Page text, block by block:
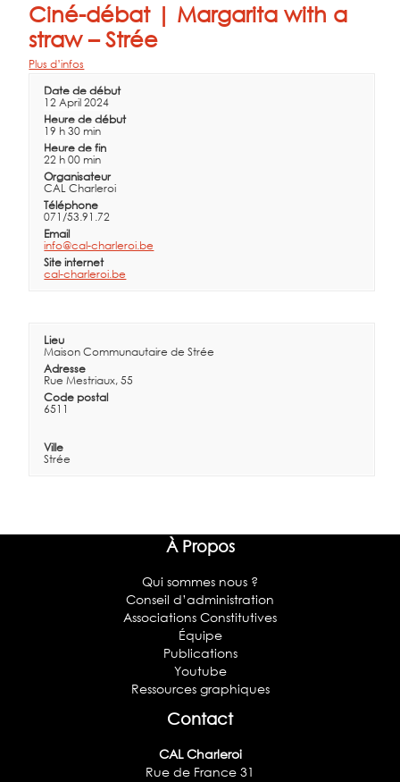
Ciné-débat | Margarita with a
straw – Strée
Plus d’infos
Date de début
12 April 2024
Heure de début
19 h 30 min
Heure de fin
22 h 00 min
Organisateur
CAL Charleroi
Téléphone
071/53.91.72
Email
info@cal-charleroi.be
Site internet
cal-charleroi.be
Lieu
Maison Communautaire de Strée
Adresse
Rue Mestriaux, 55
Code postal
6511
Ville
Strée
À Propos
Qui sommes nous ?
Conseil d’administration
Associations Constitutives
Équipe
Publications
Youtube
Ressources graphiques
Contact
CAL Charleroi
Rue de France 31